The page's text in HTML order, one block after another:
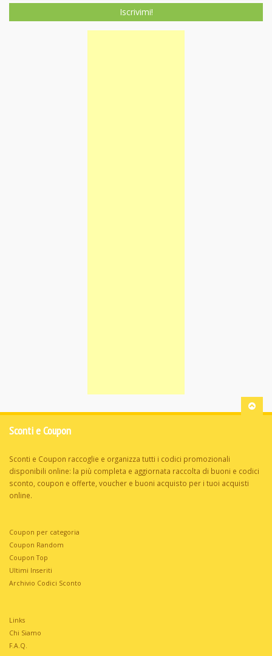
Iscrivimi!
Sconti e Coupon
Sconti e Coupon raccoglie e organizza tutti i codici promozionali
disponibili online: la più completa e aggiornata raccolta di buoni e codici
sconto, coupon e offerte, voucher e buoni acquisto per i tuoi acquisti
online.
Coupon per categoria
Coupon Random
Coupon Top
Ultimi Inseriti
Archivio Codici Sconto
Links
Chi Siamo
F.A.Q.